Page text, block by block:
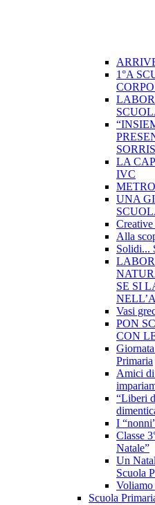
1°A
LA
IVC
UNA
Alla
Solidi...
SE SI
Vasi
PON
CON
Primaria
Amici di
“Liberi
I
Classe
Natale”
Un
Scuola
Voliamo
Scuola